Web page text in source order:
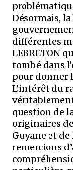
Désormais,
différentes
LEBRETON
tombé dans
pour donner
L’intérêt du
question de
originaires
Guyane et de
remercions